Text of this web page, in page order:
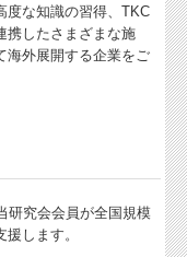
度な知識の習得、TKC
携したさまざまな施
海外展開する企業をご
研究会会員が全国規模
援します。